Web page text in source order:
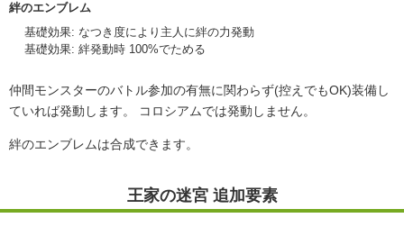
絆のエンブレム
基礎効果: なつき度により主人に絆の力発動
基礎効果: 絆発動時 100%でためる
仲間モンスターのバトル参加の有無に関わらず(控えでもOK)装備し
ていれば発動します。 コロシアムでは発動しません。
絆のエンブレムは合成できます。
王家の迷宮 追加要素